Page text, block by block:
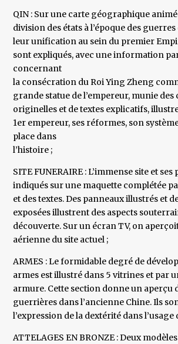
QIN : Sur une carte géographique
division des états à l’époque des
leur unification au sein du premier
sont expliqués, avec une information
concernant
la consécration du Roi Ying Zheng
grande statue de l’empereur, munie des
originelles et de textes explicatifs,
1er empereur, ses réformes, son
place dans
l’histoire ;
SITE FUNERAIRE : L’immense site et
indiqués sur une maquette complétée
et des textes. Des panneaux illustrés et
exposées illustrent des aspects
découverte. Sur un écran TV, on
aérienne du site actuel ;
ARMES : Le formidable degré de
armes est illustré dans 5 vitrines et par
armure. Cette section donne un aperçu
guerrières dans l’ancienne Chine. Ils
l’expression de la dextérité dans
ATTELAGES EN BRONZE : Deux